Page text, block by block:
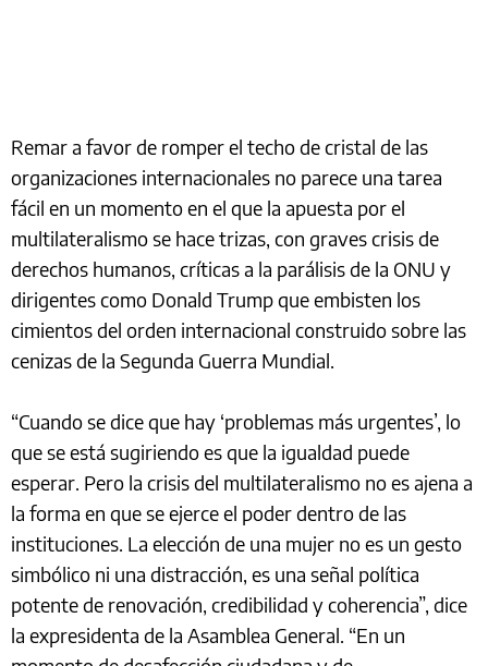
Remar a favor de romper el techo de cristal de las
organizaciones internacionales no parece una tarea
fácil en un momento en el que la apuesta por el
multilateralismo se hace trizas, con graves crisis de
derechos humanos, críticas a la parálisis de la ONU y
dirigentes como Donald Trump que embisten los
cimientos del orden internacional construido sobre las
cenizas de la Segunda Guerra Mundial.
“Cuando se dice que hay ‘problemas más urgentes’, lo
que se está sugiriendo es que la igualdad puede
esperar. Pero la crisis del multilateralismo no es ajena a
la forma en que se ejerce el poder dentro de las
instituciones. La elección de una mujer no es un gesto
simbólico ni una distracción, es una señal política
potente de renovación, credibilidad y coherencia”, dice
la expresidenta de la Asamblea General. “En un